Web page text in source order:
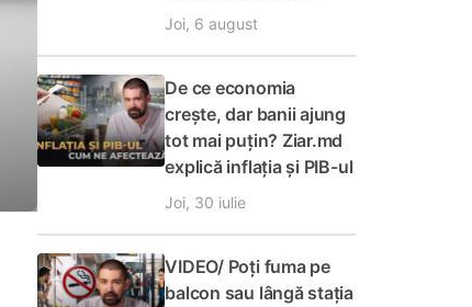
Joi, 6 august
De ce economia
crește, dar banii ajung
tot mai puțin? Ziar.md
explică inflația și PIB-ul
Joi, 30 iulie
VIDEO/ Poți fuma pe
balcon sau lângă stația